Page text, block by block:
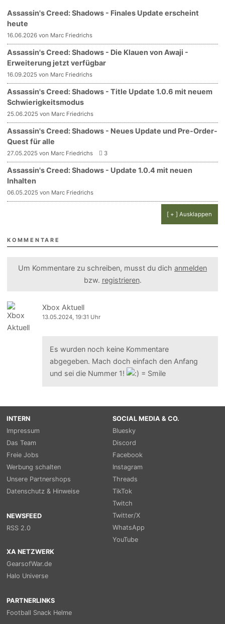
Assassin's Creed: Shadows - Finales Update erscheint
heute
16.06.2026 von Marc Friedrichs
Assassin's Creed: Shadows - Die Klauen von Awaji -
Erweiterung jetzt verfügbar
16.09.2025 von Marc Friedrichs
Assassin's Creed: Shadows - Title Update 1.0.6 mit neuem
Schwierigkeitsmodus
25.06.2025 von Marc Friedrichs
Assassin's Creed: Shadows - Neues Update und Pre-Order-
Quest für alle
27.05.2025 von Marc Friedrichs 3
Assassin's Creed: Shadows - Update 1.0.4 mit neuen
Inhalten
06.05.2025 von Marc Friedrichs
[ + ] Ausklappen
KOMMENTARE
Um Kommentare zu schreiben, musst du dich anmelden
bzw. registrieren.
Xbox Aktuell
13.05.2024, 19:31 Uhr
Es wurden noch keine Kommentare
abgegeben. Mach doch einfach den Anfang
und sei die Nummer 1!
INTERN
Impressum
Das Team
Freie Jobs
Werbung schalten
Unsere Partnershops
Datenschutz & Hinweise
NEWSFEED
RSS 2.0
SOCIAL MEDIA & CO.
Bluesky
Discord
Facebook
Instagram
Threads
TikTok
Twitch
Twitter/X
WhatsApp
YouTube
XA NETZWERK
GearsofWar.de
Halo Universe
PARTNERLINKS
Football Snack Helme